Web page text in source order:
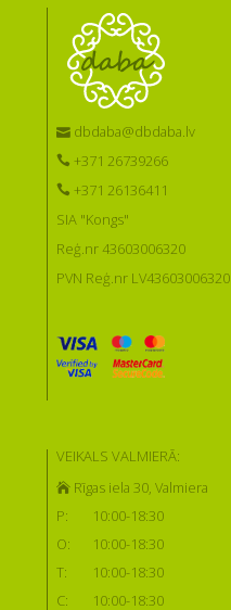
dbdaba@dbdaba.lv
+371 26739266
+371 26136411
SIA "Kongs"
Reģ.nr 43603006320
PVN Reģ.nr LV43603006320
VEIKALS VALMIERĀ:
Rīgas iela 30, Valmiera
P:
10:00-18:30
O:
10:00-18:30
T:
10:00-18:30
C:
10:00-18:30